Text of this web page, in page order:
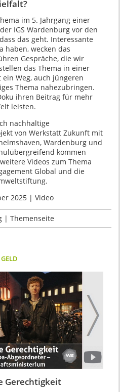
im 5. Jahrgang einer
IGS Wardenburg vor den
das geht. Interessante
haben, wecken das
Gespräche, die wir
das Thema in einer
Weg, auch jüngeren
Thema nahezubringen.
ihren Beitrag für mehr
leisten.
nachhaltige
von Werkstatt Zukunft mit
Wardenburg und
kommen
Videos zum Thema
Global und die
2025 | Video
| Themenseite
Gerechtigkeit